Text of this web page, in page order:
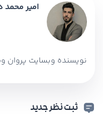
امیر محمد
نویسنده وبسایت پروان
ثبت نظر جدید